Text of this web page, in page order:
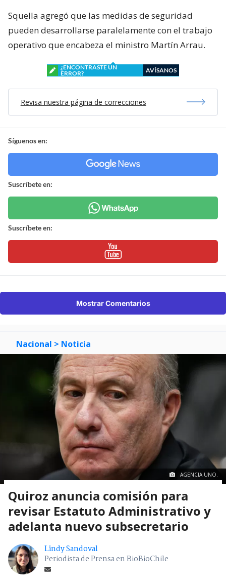
Squella agregó que las medidas de seguridad
pueden desarrollarse paralelamente con el trabajo
operativo que encabeza el ministro Martín Arrau.
¿ENCONTRASTE UN
ERROR?
AVÍSANOS
Revisa nuestra página de correcciones
Síguenos en:
Suscríbete en:
Suscríbete en:
Mostrar Comentarios
Nacional > Noticia
AGENCIA UNO.
Quiroz anuncia comisión para
revisar Estatuto Administrativo y
adelanta nuevo subsecretario
Lindy Sandoval
Periodista de Prensa en BioBioChile